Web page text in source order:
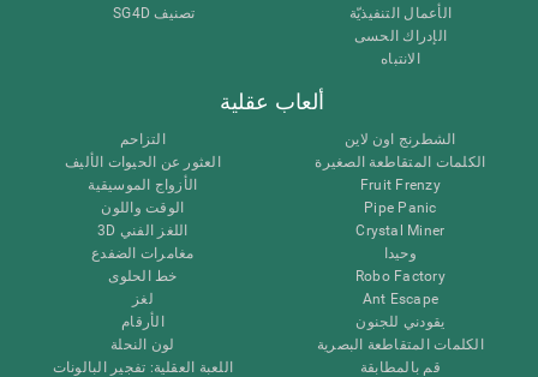
الأعمال التنفيذيّة
الإدراك الحسى
الانتباه
تصنيف SG4D
ألعاب عقلية
الشطرنج اون لاين
الكلمات المتقاطعة الصغيرة
Fruit Frenzy
Pipe Panic
Crystal Miner
وحيدا
Robo Factory
Ant Escape
يقودني للجنون
الكلمات المتقاطعة البصرية
قم بالمطابقة
التزاحم
العثور عن الحيوات الأليف
الأزواج الموسيقية
الوقت واللون
اللغز الفني 3D
مغامرات الضفدع
خط الحلوى
لغز
الأرقام
لون النحلة
اللعبة العقلية: تفجير البالونات